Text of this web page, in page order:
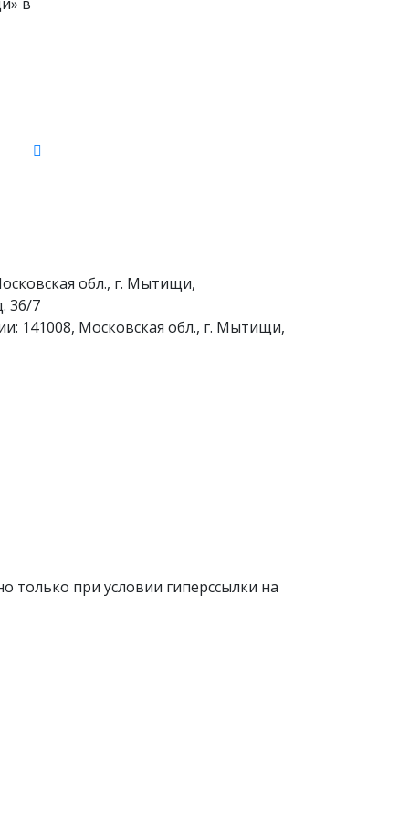
обл., г. Мытищи,
36/7
141008, Московская обл., г. Мытищи,
при условии гиперссылки на